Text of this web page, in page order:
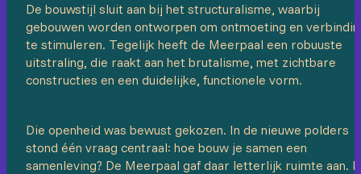
De bouwstijl sluit aan bij het structuralisme, waarbij
gebouwen worden ontworpen om ontmoeting en
te stimuleren. Tegelijk heeft de Meerpaal een robuuste
uitstraling, die raakt aan het brutalisme, met zichtbare
constructies en een duidelijke, functionele vorm.
Die openheid was bewust gekozen. In de nieuwe polders
stond één vraag centraal: hoe bouw je samen een
samenleving? De Meerpaal gaf daar letterlijk ruimte aan.